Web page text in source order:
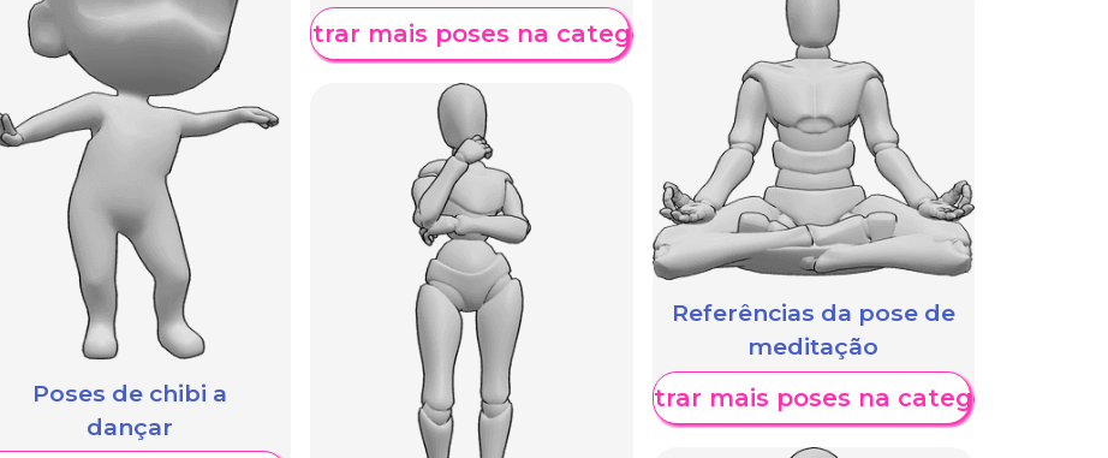
Poses de chibi a
dançar
Mostrar mais poses na categoria
Referências da pose de
meditação
Mostrar mais poses na categoria